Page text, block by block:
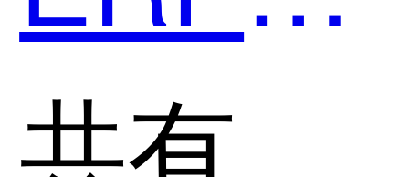
梵讯网
共有分类：ERP系统